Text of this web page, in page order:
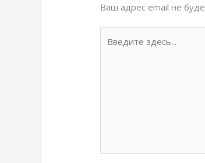
Ваш адрес email не
здесь...